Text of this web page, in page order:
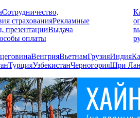
Сотрудничество,
страхованияРекламные
презентацииВыдача
оплаты
ВенгрияВьетнамГрузияИндия
ТурцияУзбекистанЧерногорияШри